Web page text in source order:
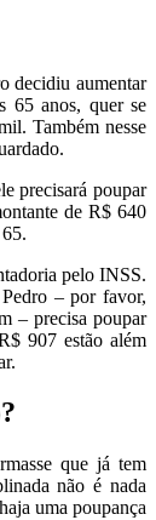
decidiu aumentar
65 anos, quer se
Também nesse
precisará poupar
de R$ 640
pelo INSS.
– por favor,
– precisa poupar
907 estão além
que já tem
não é nada
uma poupança